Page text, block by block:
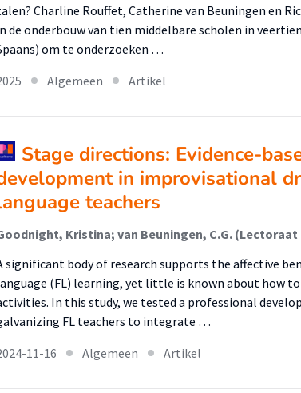
Charline Rouffet, Catherine van Beuningen en
de onderbouw van tien middelbare scholen in
om te onderzoeken …
Algemeen Artikel
Stage directions: Evidence-
in improvisational
teachers
significant body of research supports the affective
(FL) learning, yet little is known about how
In this study, we tested a professional
FL teachers to integrate …
11-16
Algemeen Artikel